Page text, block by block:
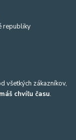
republiky
všetkých zákazníkov,
chvíľu času.